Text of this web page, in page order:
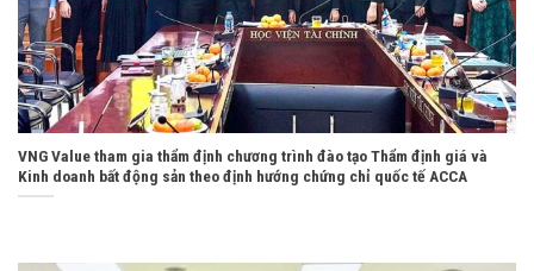
VNG Value tham gia thẩm định chương trình đào tạo Thẩm định giá và
Kinh doanh bất động sản theo định hướng chứng chỉ quốc tế ACCA